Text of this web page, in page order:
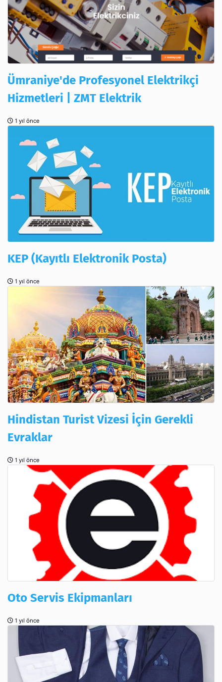
Ümraniye'de Profesyonel Elektrikçi
Hizmetleri | ZMT Elektrik
1 yıl önce
KEP (Kayıtlı Elektronik Posta)
1 yıl önce
Hindistan Turist Vizesi İçin Gerekli
Evraklar
1 yıl önce
Oto Servis Ekipmanları
1 yıl önce